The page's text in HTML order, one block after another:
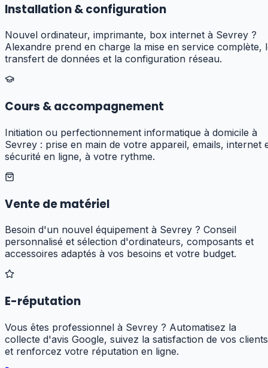
Installation & configuration
Nouvel ordinateur, imprimante, box internet à Sevrey ?
Alexandre prend en charge la mise en service complète,
transfert de données et la configuration réseau.
Cours & accompagnement
Initiation ou perfectionnement informatique à domicile à
Sevrey : prise en main de votre appareil, emails, internet
sécurité en ligne, à votre rythme.
Vente de matériel
Besoin d'un nouvel équipement à Sevrey ? Conseil
personnalisé et sélection d'ordinateurs, composants et
accessoires adaptés à vos besoins et votre budget.
E-réputation
Vous êtes professionnel à Sevrey ? Automatisez la
collecte d'avis Google, suivez la satisfaction de vos clients
et renforcez votre réputation en ligne.